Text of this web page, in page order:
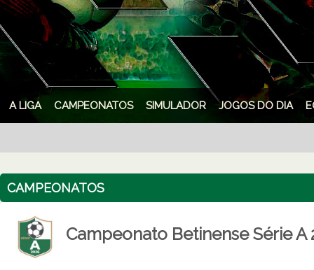
A LIGA CAMPEONATOS SIMULADOR JOGOS DO DIA
CAMPEONATOS
Campeonato Betinense Série A